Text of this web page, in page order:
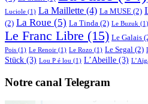
Luciole (1) La Maillette (4) La MUSE (2)
(2) La Roue (5) La Tinda (2) Le Buzuk (1)
Le Franc Libre (15) Le Galais
Pois (1) Le Renoir (1) Le Rozo (1) Le Segal (2)
Stück (3) Lou P é lou (1) L’Abeille (3)
Notre canal Telegram